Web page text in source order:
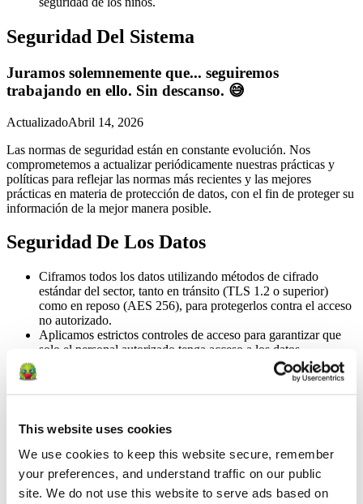
This website uses cookies
We use cookies to keep this website secure, remember
your preferences, and understand traffic on our public
site. We do not use this website to serve ads based on
Seguridad Del Sistema
Juramos solemnemente que... seguiremos
trabajando en ello. Sin descanso. 😅
ActualizadoAbril 14, 2026
Las normas de seguridad están en constante evolución. Nos
comprometemos a actualizar periódicamente nuestras prácticas y
políticas para reflejar las normas más recientes y las mejores
prácticas en materia de protección de datos, con el fin de proteger su
información de la mejor manera posible.
Seguridad De Los Datos
Ciframos todos los datos utilizando métodos de cifrado
estándar del sector, tanto en tránsito (TLS 1.2 o superior)
como en reposo (AES 256), para protegerlos contra el acceso
no autorizado.
Aplicamos estrictos controles de acceso para garantizar que
solo el personal autorizado tenga acceso a los datos
confidenciales, y revisamos y actualizamos periódicamente
dichos controles para mantener el más alto nivel de seguridad.
Realizamos auditorías de seguridad y evaluaciones de
riesgos de seguridad.
El borrado de los datos se lleva a cabo en un plazo de 24
horas tras la eliminación de un perfil de Junga.
Se han implementado medidas de supervisión y registro de
accesos para detectar y responder a cualquier intento de
acceso no autorizado o actividad sospechosa. El acceso a los